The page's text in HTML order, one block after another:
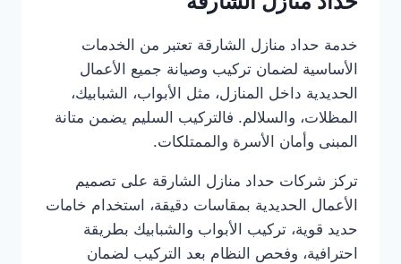
خدمة حداد منازل الشارقة تعتبر من الخدمات
الأساسية لضمان تركيب وصيانة جميع الأعمال
الحديدية داخل المنازل، مثل الأبواب، الشبابيك،
المظلات، والسلالم. فالتركيب السليم يضمن متانة
المبنى وأمان الأسرة والممتلكات.
تركز شركات حداد منازل الشارقة على تصميم
الأعمال الحديدية بمقاسات دقيقة، استخدام خامات
حديد قوية، تركيب الأبواب والشبابيك بطريقة
احترافية، وفحص النظام بعد التركيب لضمان